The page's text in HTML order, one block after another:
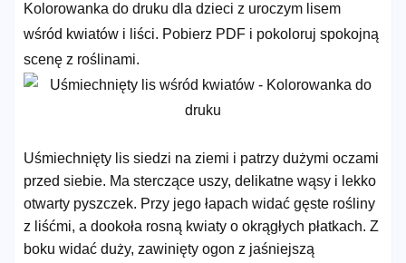
Kolorowanka do druku dla dzieci z uroczym lisem
wśród kwiatów i liści. Pobierz PDF i pokoloruj spokojną
scenę z roślinami.
Uśmiechnięty lis siedzi na ziemi i patrzy dużymi oczami
przed siebie. Ma sterczące uszy, delikatne wąsy i lekko
otwarty pyszczek. Przy jego łapach widać gęste rośliny
z liśćmi, a dookoła rosną kwiaty o okrągłych płatkach. Z
boku widać duży, zawinięty ogon z jaśniejszą